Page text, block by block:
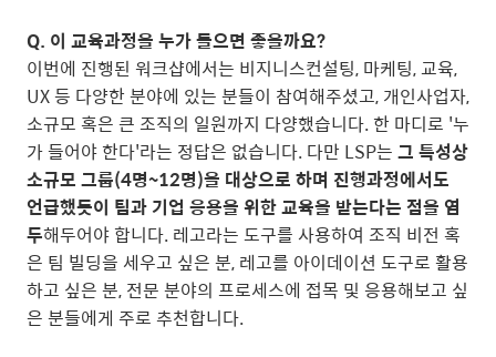
Q. 이 교육과정을 누가 들으면 좋을까요?
이번에 진행된 워크샵에서는 비지니스컨설팅, 마케팅, 교육,
UX 등 다양한 분야에 있는 분들이 참여해주셨고, 개인사업자,
소규모 혹은 큰 조직의 일원까지 다양했습니다. 한 마디로 '누
가 들어야 한다'라는 정답은 없습니다. 다만 LSP는 그 특성상
소규모 그룹(4명~12명)을 대상으로 하며 진행과정에서도
언급했듯이 팀과 기업 응용을 위한 교육을 받는다는 점을 염
두해두어야 합니다. 레고라는 도구를 사용하여 조직 비전 혹
은 팀 빌딩을 세우고 싶은 분, 레고를 아이데이션 도구로 활용
하고 싶은 분, 전문 분야의 프로세스에 접목 및 응용해보고 싶
은 분들에게 주로 추천합니다.